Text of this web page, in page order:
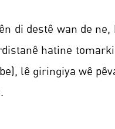
di destê wan de
hatine
lê giringiya wê